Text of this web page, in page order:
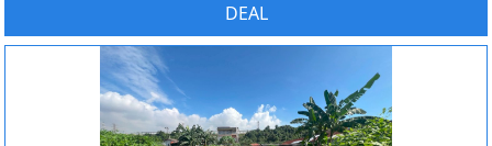
DEAL